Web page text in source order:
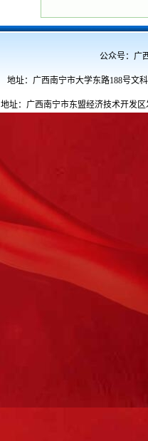
公众号：广西民
地址：广西南宁市大学东路188号文
地址：广西南宁市东盟经济技术开发